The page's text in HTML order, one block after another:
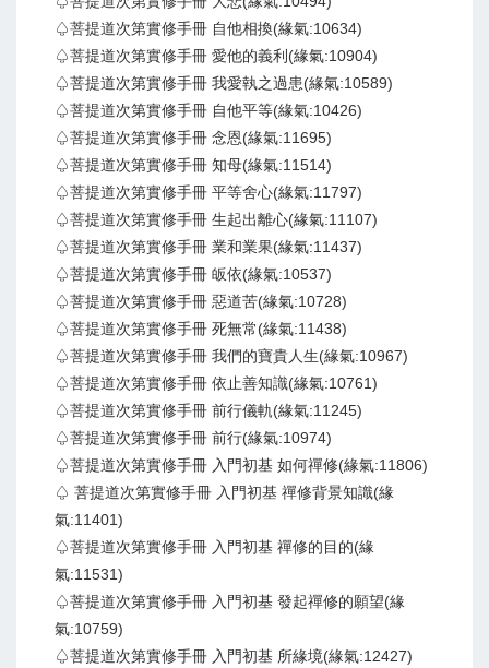
♤菩提道次第實修手冊 自他相換(緣氣:10634)
♤菩提道次第實修手冊 愛他的義利(緣氣:10904)
♤菩提道次第實修手冊 我愛執之過患(緣氣:10589)
♤菩提道次第實修手冊 自他平等(緣氣:10426)
♤菩提道次第實修手冊 念恩(緣氣:11695)
♤菩提道次第實修手冊 知母(緣氣:11514)
♤菩提道次第實修手冊 平等舍心(緣氣:11797)
♤菩提道次第實修手冊 生起出離心(緣氣:11107)
♤菩提道次第實修手冊 業和業果(緣氣:11437)
♤菩提道次第實修手冊 皈依(緣氣:10537)
♤菩提道次第實修手冊 惡道苦(緣氣:10728)
♤菩提道次第實修手冊 死無常(緣氣:11438)
♤菩提道次第實修手冊 我們的寶貴人生(緣氣:10967)
♤菩提道次第實修手冊 依止善知識(緣氣:10761)
♤菩提道次第實修手冊 前行儀軌(緣氣:11245)
♤菩提道次第實修手冊 前行(緣氣:10974)
♤菩提道次第實修手冊 入門初基 如何禪修(緣氣:11806)
♤ 菩提道次第實修手冊 入門初基 禪修背景知識(緣
氣:11401)
♤菩提道次第實修手冊 入門初基 禪修的目的(緣
氣:11531)
♤菩提道次第實修手冊 入門初基 發起禪修的願望(緣
氣:10759)
♤菩提道次第實修手冊 入門初基 所緣境(緣氣:12427)